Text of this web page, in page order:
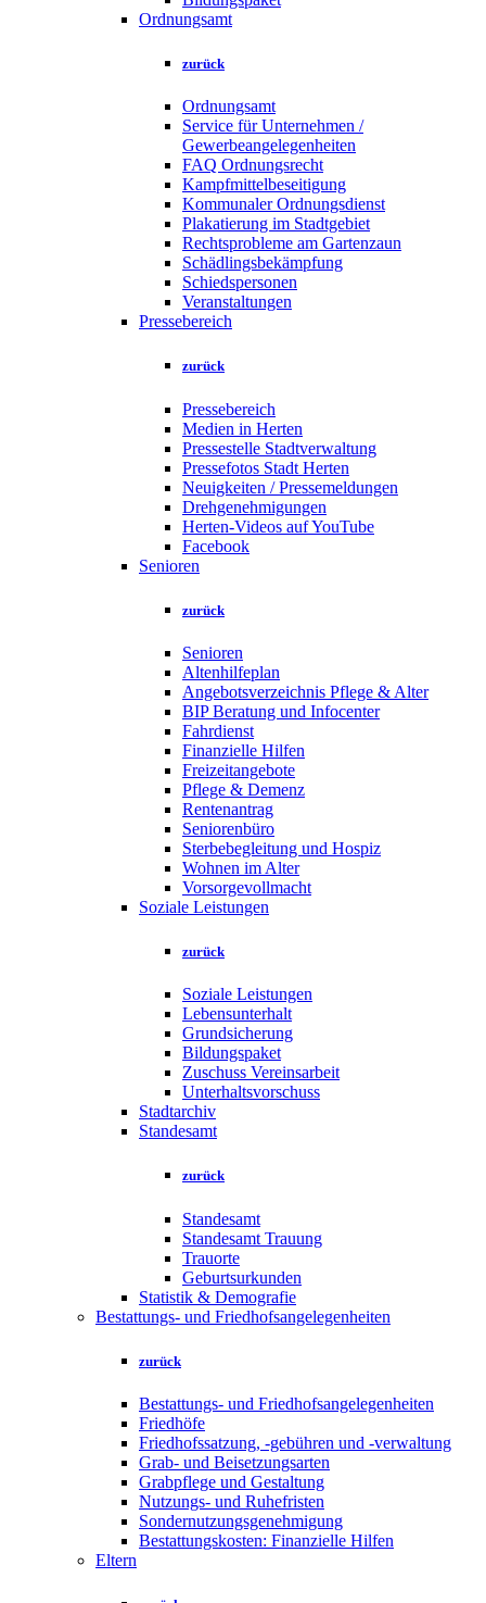
Ordnungsamt
zurück
Ordnungsamt
Service für Unternehmen /
Gewerbeangelegenheiten
FAQ Ordnungsrecht
Kampfmittelbeseitigung
Kommunaler Ordnungsdienst
Plakatierung im Stadtgebiet
Rechtsprobleme am Gartenzaun
Schädlingsbekämpfung
Schiedspersonen
Veranstaltungen
Pressebereich
zurück
Pressebereich
Medien in Herten
Pressestelle Stadtverwaltung
Pressefotos Stadt Herten
Neuigkeiten / Pressemeldungen
Drehgenehmigungen
Herten-Videos auf YouTube
Facebook
Senioren
zurück
Senioren
Altenhilfeplan
Angebotsverzeichnis Pflege & Alter
BIP Beratung und Infocenter
Fahrdienst
Finanzielle Hilfen
Freizeitangebote
Pflege & Demenz
Rentenantrag
Seniorenbüro
Sterbebegleitung und Hospiz
Wohnen im Alter
Vorsorgevollmacht
Soziale Leistungen
zurück
Soziale Leistungen
Lebensunterhalt
Grundsicherung
Bildungspaket
Zuschuss Vereinsarbeit
Unterhaltsvorschuss
Stadtarchiv
Standesamt
zurück
Standesamt
Standesamt Trauung
Trauorte
Geburtsurkunden
Statistik & Demografie
Bestattungs- und Friedhofsangelegenheiten
zurück
Bestattungs- und Friedhofsangelegenheiten
Friedhöfe
Friedhofssatzung, -gebühren und -verwaltung
Grab- und Beisetzungsarten
Grabpflege und Gestaltung
Nutzungs- und Ruhefristen
Sondernutzungsgenehmigung
Bestattungskosten: Finanzielle Hilfen
Eltern